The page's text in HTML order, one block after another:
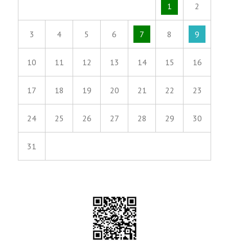
1 2
3 4 5 6 7 8 9
10 11 12 13 14 15 16
17 18 19 20 21 22 23
24 25 26 27 28 29 30
31